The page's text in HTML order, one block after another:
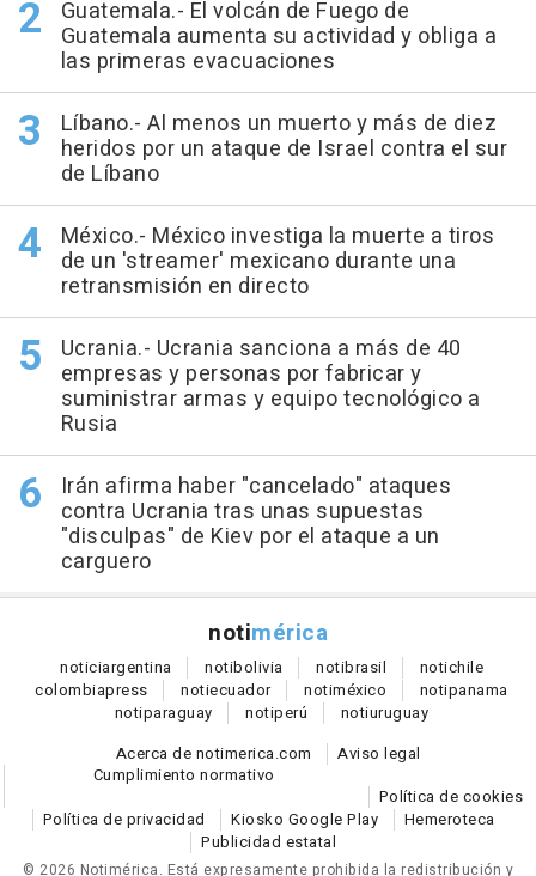
Guatemala.- El volcán de Fuego de
Guatemala aumenta su actividad y obliga a
las primeras evacuaciones
Líbano.- Al menos un muerto y más de diez
heridos por un ataque de Israel contra el sur
de Líbano
México.- México investiga la muerte a tiros
de un 'streamer' mexicano durante una
retransmisión en directo
Ucrania.- Ucrania sanciona a más de 40
empresas y personas por fabricar y
suministrar armas y equipo tecnológico a
Rusia
Irán afirma haber "cancelado" ataques
contra Ucrania tras unas supuestas
"disculpas" de Kiev por el ataque a un
carguero
notimérica
noticiargentina notibolivia notibrasil notichile
colombiapress notiecuador notiméxico notipanama
notiparaguay notiperú notiuruguay
Acerca de notimerica.com
Aviso legal
Cumplimiento normativo
Política de cookies
Política de privacidad
Kiosko Google Play
Hemeroteca
Publicidad estatal
© 2026 Notimérica. Está expresamente prohibida la redistribución y